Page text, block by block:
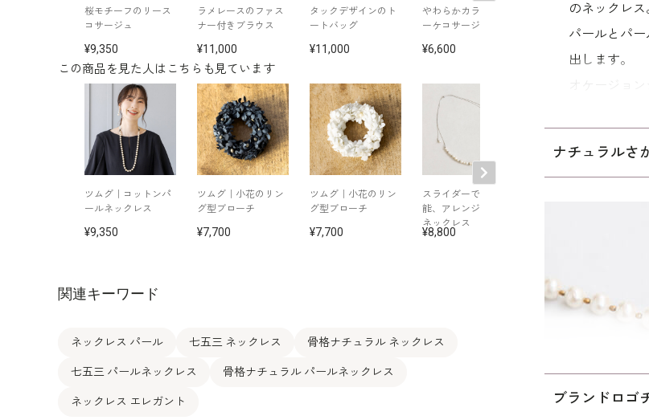
この商品を見た人はこちらも見ています
ツムグ｜コットンパ
ールネックレス
9,350
ツムグ｜小花のリン
グ型ブローチ
7,700
ツムグ｜小花のリン
グ型ブローチ
7,700
スライダーで調節可
能、アレンジパール
ネックレス
8,800
桜モチーフのリース
コサージュ
9,350
ラメレースのファス
ナー付きブラウス
11,000
タックデザインのト
ートバッグ
11,000
わらかカラーのブ
ーケコサージュ
6,600
ラメレースのファス
ナー付きブラウス
関連キーワード
ネックレス パール 七五三 ネックレス 骨格ナチュラル ネックレス
七五三 パールネックレス 骨格ナチュラル パールネックレス
ネックレス エレガント
のネックレス
パールとパ
出します。
オケージョ
化を楽しめる
ナチュラルさ
ブランドロゴ